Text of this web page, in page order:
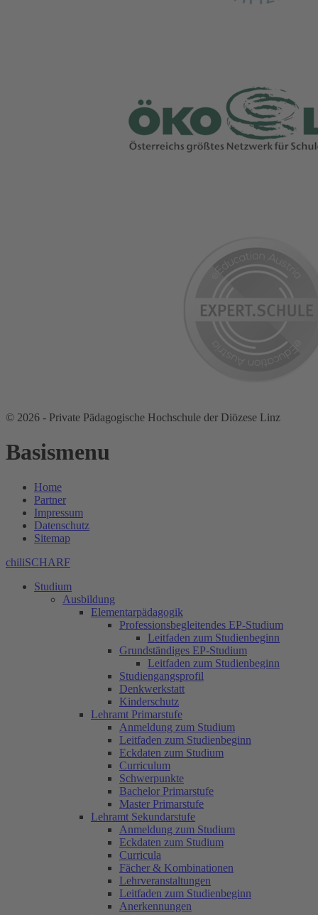
© 2026 - Private Pädagogische Hochschule der Diözese Linz
Basismenu
Home
Partner
Impressum
Datenschutz
Sitemap
chiliSCHARF
Studium
Ausbildung
Elementarpädagogik
Professionsbegleitendes EP-Studium
Leitfaden zum Studienbeginn
Grundständiges EP-Studium
Leitfaden zum Studienbeginn
Studiengangsprofil
Denkwerkstatt
Kinderschutz
Lehramt Primarstufe
Anmeldung zum Studium
Leitfaden zum Studienbeginn
Eckdaten zum Studium
Curriculum
Schwerpunkte
Bachelor Primarstufe
Master Primarstufe
Lehramt Sekundarstufe
Anmeldung zum Studium
Eckdaten zum Studium
Curricula
Fächer & Kombinationen
Lehrveranstaltungen
Leitfaden zum Studienbeginn
Anerkennungen